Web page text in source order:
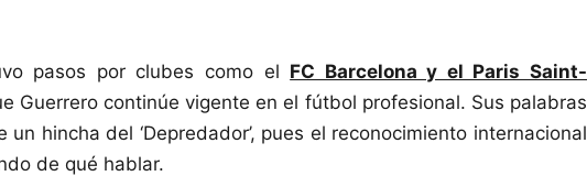
pasos por clubes como el FC Barcelona y el Paris Saint-
Guerrero continúe vigente en el fútbol profesional. Sus palabras
hincha del ‘Depredador’, pues el reconocimiento internacional
de qué hablar.